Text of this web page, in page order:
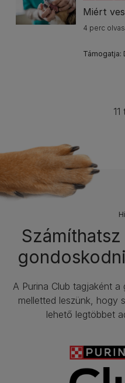
Miért
4 perc
Támogatja:
A Purina Club tagjaként a
melletted leszünk, hogy
lehető legtöbbet